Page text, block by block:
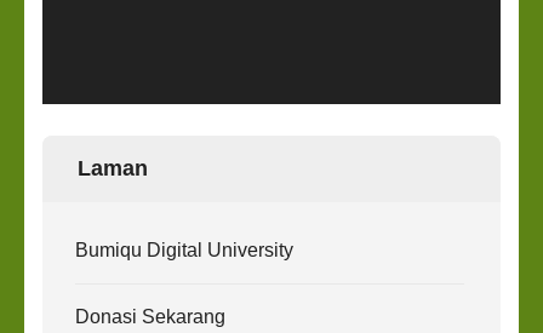
Laman
Bumiqu Digital University
Donasi Sekarang